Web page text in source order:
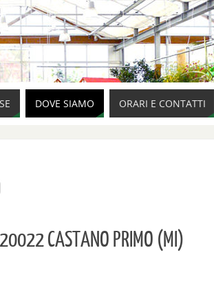
DOVE SIAMO ORARI E CONTATTI
CASTANO PRIMO (MI)